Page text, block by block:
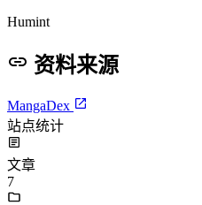
Humint
资料来源
MangaDex
站点统计
文章
7